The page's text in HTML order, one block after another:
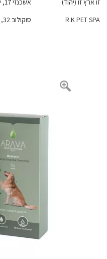
זו (יהוד) אשכנזי 17, יהוד
R.K PET
סוקולוב 32, חולון